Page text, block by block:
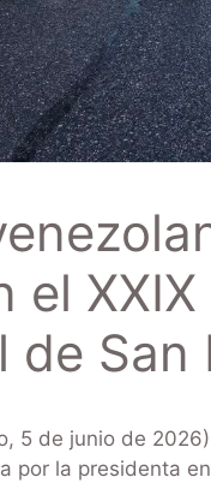
el
de San
5 de junio de
por la presidenta